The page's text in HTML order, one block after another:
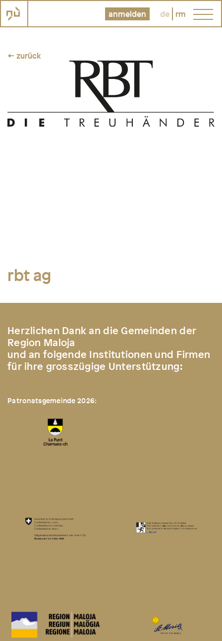
anmelden de rm
← zurück
rbt ag
Herzlichen Dank an die Gemeinden der
Region Maloja
und an folgende Institutionen und Firmen
für ihre grosszügige Unterstützung:
Patronatsgemeinde 2026: